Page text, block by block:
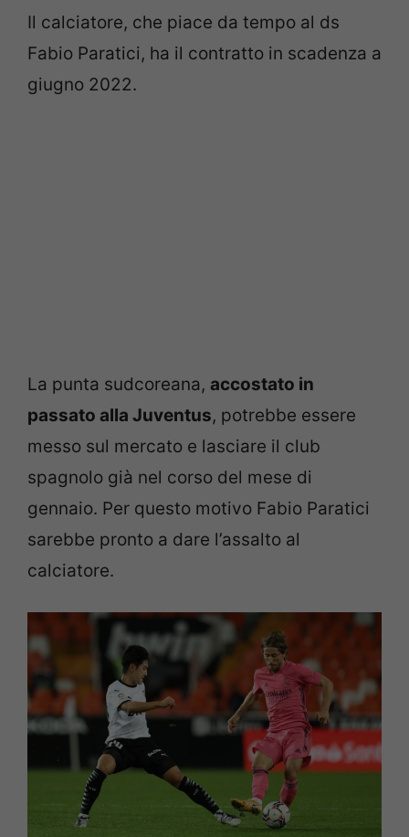
Il calciatore, che piace da tempo al ds
Fabio Paratici, ha il contratto in scadenza a
giugno 2022.
La punta sudcoreana, accostato in
passato alla Juventus, potrebbe essere
messo sul mercato e lasciare il club
spagnolo già nel corso del mese di
gennaio. Per questo motivo Fabio Paratici
sarebbe pronto a dare l’assalto al
calciatore.